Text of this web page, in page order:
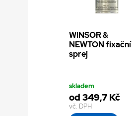
WINSOR &
NEWTON fixační
sprej
skladem
od 349,7 Kč
vč. DPH